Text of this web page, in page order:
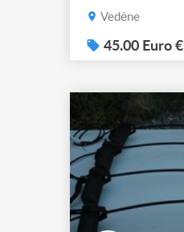
possible.
Vedène
45.00 Euro €